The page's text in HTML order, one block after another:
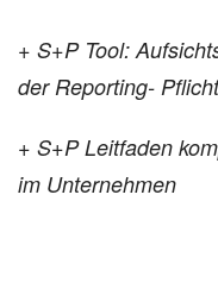
+ S+P Tool:
der Reporting-
+ S+P Leitfaden
im Unternehmen